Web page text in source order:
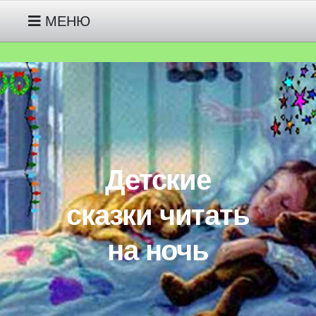
МЕНЮ
РУССКИЕ НАРОДНЫЕ СКАЗКИ
МОИ СКАЗКИ ПРО ГНОМИКА
ДЖУНИПЕРА ДЕТЯМ 2-3 ЛЕТ
МОИ СКАЗКИ ПРО ЖИВОТНЫХ
ДЕТЯМ 3-4-5 ЛЕТ
МОИ СКАЗКИ ПРО
ИНОПЛАНЕТЯНИНА ПИПА ДЕТЯМ
5-6-7 ЛЕТ
Детские
сказки читать
на ночь